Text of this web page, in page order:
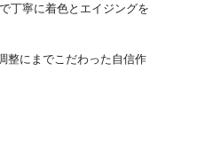
丁寧に着色とエイジングを
整にまでこだわった自信作